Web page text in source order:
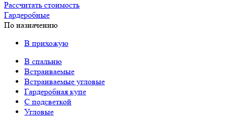
Рассчитать стоимость
Гардеробные
По назначению
В прихожую
В спальню
Встраиваемые
Встраиваемые угловые
Гардеробная купе
С подсветкой
Угловые